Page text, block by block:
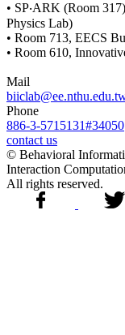
• SP‧ARK (Room
Physics Lab)
• Room 713, EECS
• Room 610,
Mail
Phone
886-3-5715131#34050
contact us
© Behavioral
Interaction
All rights reserved.